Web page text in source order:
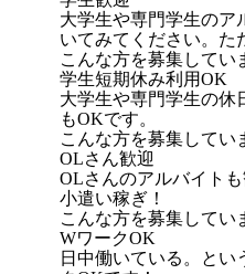
大学生や専門学生のア
いてみてください。た
こんな方を募集してい
学生短期休み利用OK
大学生や専門学生の休
もOKです。
こんな方を募集してい
OLさん歓迎
OLさんのアルバイト
小遣い稼ぎ！
こんな方を募集してい
WワークOK
日中働いている。とい